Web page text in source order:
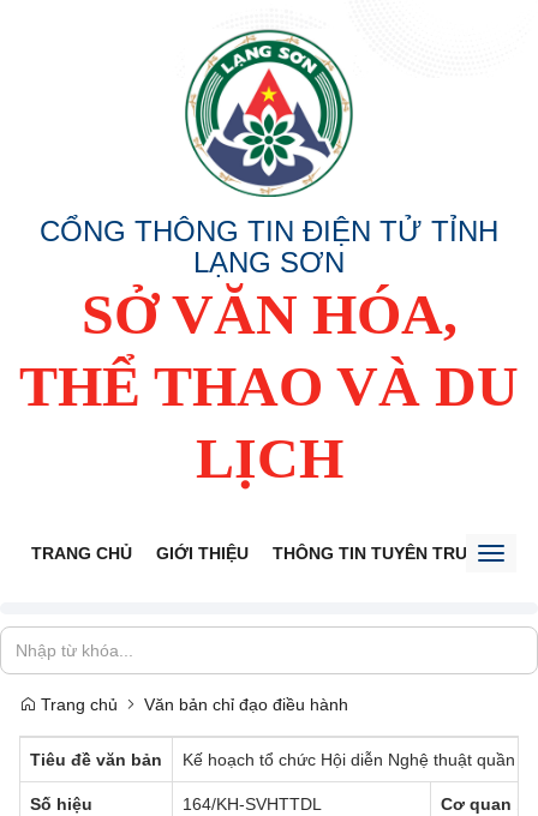
CỔNG THÔNG TIN ĐIỆN TỬ TỈNH
LẠNG SƠN
SỞ VĂN HÓA,
THỂ THAO VÀ DU
LỊCH
TRANG CHỦ GIỚI THIỆU THÔNG TIN TUYÊN TRUYỀN
Trang chủ Văn bản chỉ đạo điều hành
Tiêu đề văn bản Kế hoạch tổ chức Hội diễn Nghệ thuật quần
Số hiệu 164/KH-SVHTTDL Cơ quan